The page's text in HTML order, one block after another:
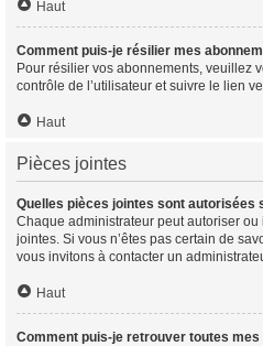
Haut
Comment puis-je résilier mes
Pour résilier vos abonnements, veuillez
contrôle de l’utilisateur et suivre le lien
Haut
Pièces jointes
Quelles pièces jointes sont autorisées
Chaque administrateur peut autoriser
jointes. Si vous n’êtes pas certain de
vous invitons à contacter un
Haut
Comment puis-je retrouver toutes